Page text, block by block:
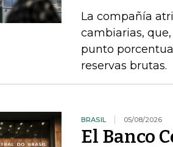
La compañía
cambiarias,
punto
reservas brutas.
BRASIL 05/08/2026
El Banco